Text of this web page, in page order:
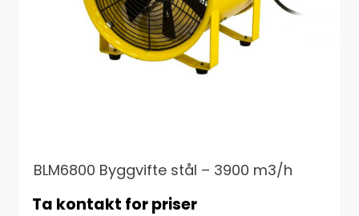
BLM6800 Byggvifte stål – 3900 m3/h
Ta kontakt for priser